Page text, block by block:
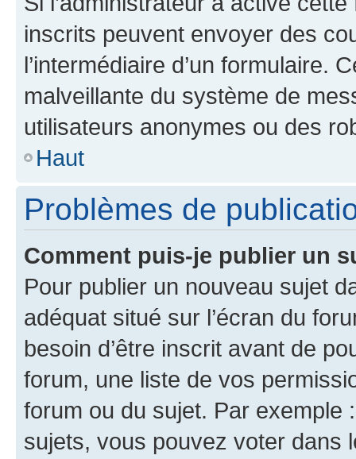
inscrits peuvent envoyer des
l’intermédiaire d’un formulaire.
malveillante du système de
utilisateurs anonymes ou des
Haut
Problèmes de
Comment puis-je publier un
Pour publier un nouveau sujet
adéquat situé sur l’écran du
besoin d’être inscrit avant de
forum, une liste de vos
forum ou du sujet. Par exemple
sujets, vous pouvez voter dans